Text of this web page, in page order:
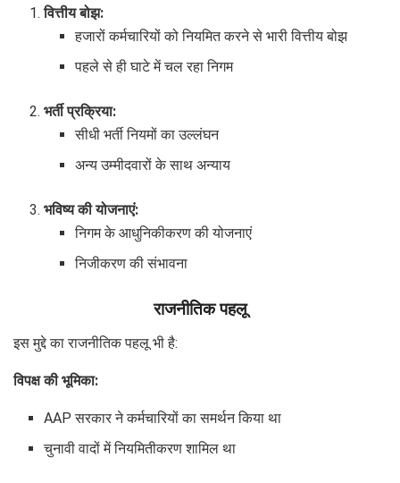
वित्तीय बोझ:
हजारों कर्मचारियों को नियमित करने से भारी वित्तीय बोझ
पहले से ही घाटे में चल रहा निगम
भर्ती प्रक्रिया:
सीधी भर्ती नियमों का उल्लंघन
अन्य उम्मीदवारों के साथ अन्याय
भविष्य की योजनाएं:
निगम के आधुनिकीकरण की योजनाएं
निजीकरण की संभावना
राजनीतिक पहलू
इस मुद्दे का राजनीतिक पहलू भी है:
विपक्ष की भूमिका:
AAP सरकार ने कर्मचारियों का समर्थन किया था
चुनावी वादों में नियमितीकरण शामिल था